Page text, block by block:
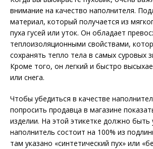
внимание на качество наполнителя.
материал, который получается из
пуха гусей или уток. Он обладает
теплоизоляционными свойствами,
сохранять тепло тела в самых суровых
Кроме того, он легкий и быстро
или снега.
Чтобы убедиться в качестве
попросить продавца в магазине
изделии. На этой этикетке должно быть
наполнитель состоит на 100% из
там указано «синтетический пух» или